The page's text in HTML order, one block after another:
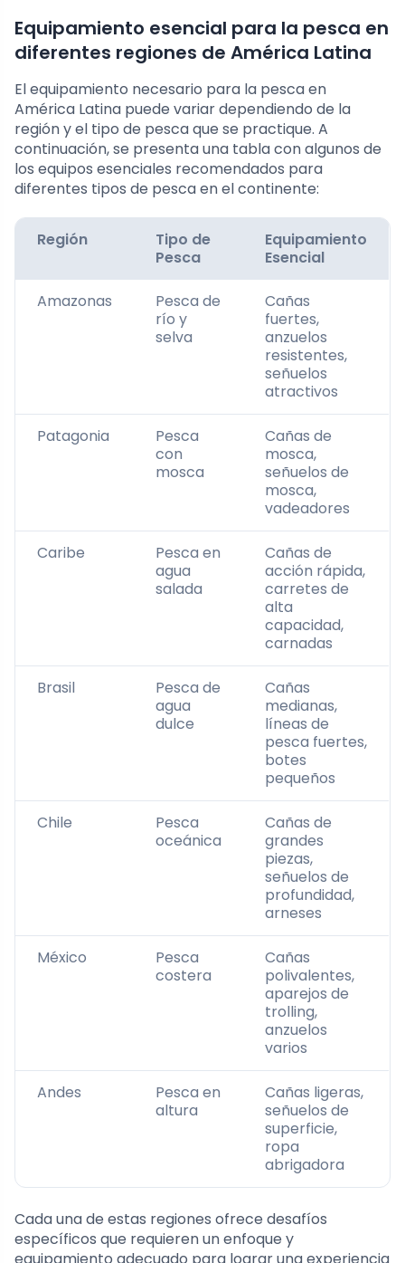
Equipamiento esencial para la pesca en
diferentes regiones de América Latina
El equipamiento necesario para la pesca en
América Latina puede variar dependiendo de la
región y el tipo de pesca que se practique. A
continuación, se presenta una tabla con algunos de
los equipos esenciales recomendados para
diferentes tipos de pesca en el continente:
Región
Tipo de
Pesca
Equipamiento
Esencial
Amazonas
Pesca de
río y
selva
Cañas
fuertes,
anzuelos
resistentes,
señuelos
atractivos
Patagonia
Pesca
con
mosca
Cañas de
mosca,
señuelos de
mosca,
vadeadores
Caribe
Pesca en
agua
salada
Cañas de
acción rápida,
carretes de
alta
capacidad,
carnadas
Brasil
Pesca de
agua
dulce
Cañas
medianas,
líneas de
pesca fuertes,
botes
pequeños
Chile
Pesca
oceánica
Cañas de
grandes
piezas,
señuelos de
profundidad,
arneses
México
Pesca
costera
Cañas
polivalentes,
aparejos de
trolling,
anzuelos
varios
Andes
Pesca en
altura
Cañas ligeras,
señuelos de
superficie,
ropa
abrigadora
Cada una de estas regiones ofrece desafíos
específicos que requieren un enfoque y